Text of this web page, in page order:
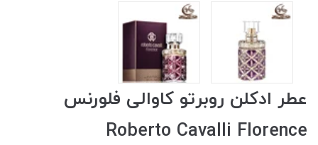
عطر ادکلن روبرتو کاوالی فلورنس
Roberto Cavalli Florence